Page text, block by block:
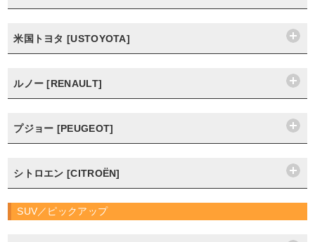
米国トヨタ [USTOYOTA]
ルノー [RENAULT]
プジョー [PEUGEOT]
シトロエン [CITROËN]
SUV／ピックアップ